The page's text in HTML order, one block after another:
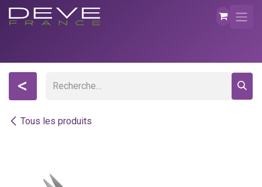
Se rendre au contenu
Tous les produits
<